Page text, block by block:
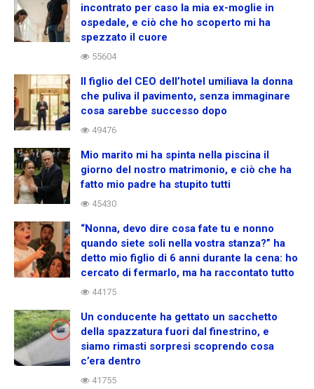
incontrato per caso la mia ex-moglie in
ospedale, e ciò che ho scoperto mi ha
spezzato il cuore
55604
Il figlio del CEO dell’hotel umiliava la donna
che puliva il pavimento, senza immaginare
cosa sarebbe successo dopo
49476
Mio marito mi ha spinta nella piscina il
giorno del nostro matrimonio, e ciò che ha
fatto mio padre ha stupito tutti
45430
“Nonna, devo dire cosa fate tu e nonno
quando siete soli nella vostra stanza?” ha
detto mio figlio di 6 anni durante la cena: ho
cercato di fermarlo, ma ha raccontato tutto
44175
Un conducente ha gettato un sacchetto
della spazzatura fuori dal finestrino, e
siamo rimasti sorpresi scoprendo cosa
c’era dentro
41755